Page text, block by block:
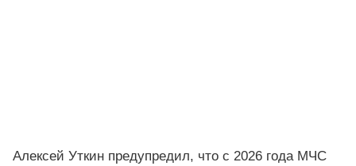
Алексей Уткин предупредил, что с 2026 года МЧС